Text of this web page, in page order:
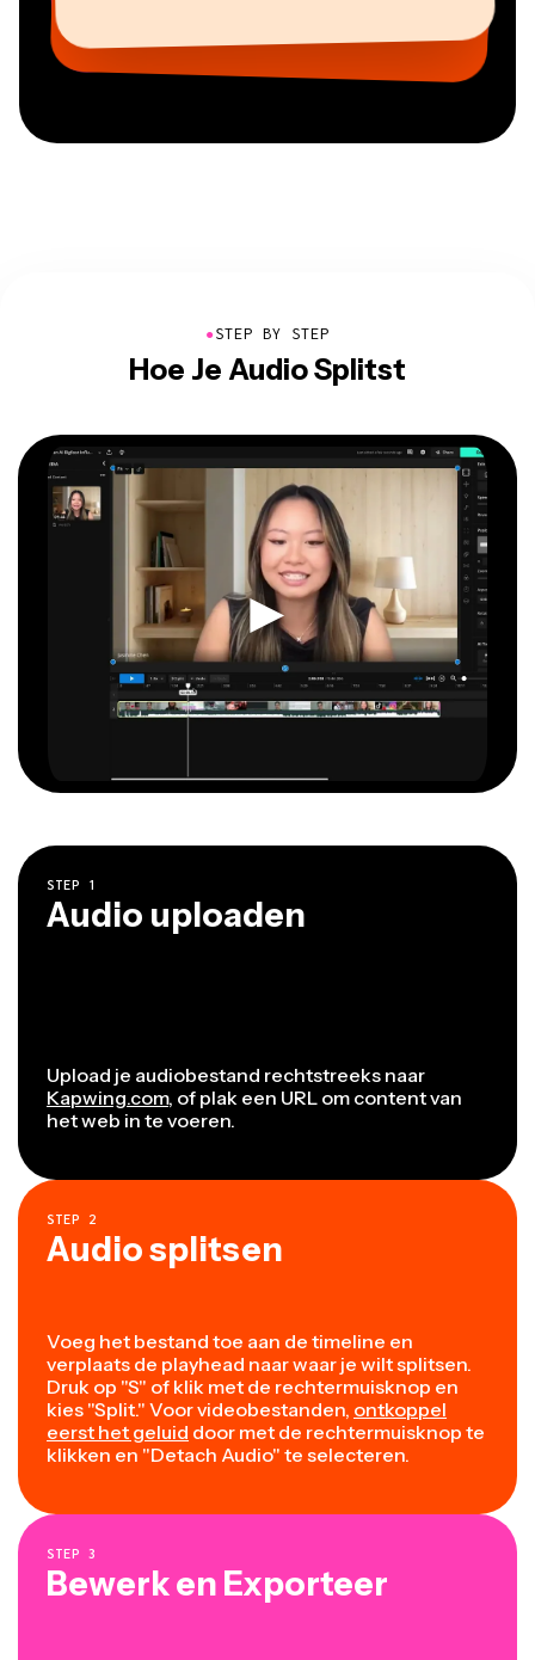
●STEP BY STEP
Hoe Je Audio Splitst
STEP 1
Audio uploaden
Upload je audiobestand rechtstreeks naar
Kapwing.com, of plak een URL om content van
het web in te voeren.
STEP 2
Audio splitsen
Voeg het bestand toe aan de timeline en
verplaats de playhead naar waar je wilt splitsen.
Druk op "S" of klik met de rechtermuisknop en
kies "Split." Voor videobestanden, ontkoppel
eerst het geluid door met de rechtermuisknop te
klikken en "Detach Audio" te selecteren.
STEP 3
Bewerk en Exporteer